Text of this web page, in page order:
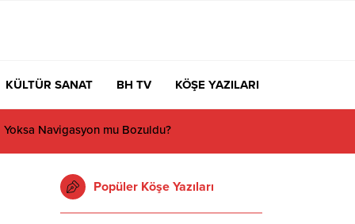
KÜLTÜR SANAT BH TV KÖŞE YAZILARI
Popüler Köşe Yazıları